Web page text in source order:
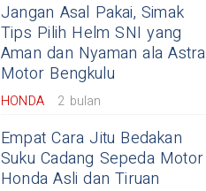
Jangan Asal Pakai, Simak
Tips Pilih Helm SNI yang
Aman dan Nyaman ala Astra
Motor Bengkulu
HONDA 2 bulan
Empat Cara Jitu Bedakan
Suku Cadang Sepeda Motor
Honda Asli dan Tiruan